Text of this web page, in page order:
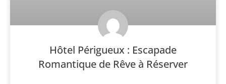
Hôtel Périgueux : Escapade
Romantique de Rêve à Réserver